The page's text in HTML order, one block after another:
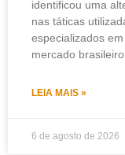
identificou uma
nas táticas
especializados
mercado
LEIA MAIS »
6 de agosto de 2026